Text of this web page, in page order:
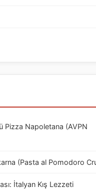
Pizza Napoletana (AVPN
(Pasta al Pomodoro
İtalyan Kış Lezzeti